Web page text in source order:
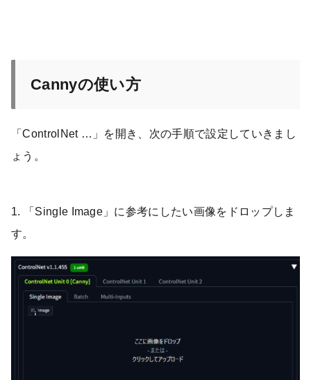
Cannyの使い方
「ControlNet …」を開き、次の手順で設定していきまし
ょう。
1. 「Single Image」に参考にしたい画像をドロップしま
す。